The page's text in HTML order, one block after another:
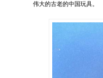
伟大的古老的中国玩具。